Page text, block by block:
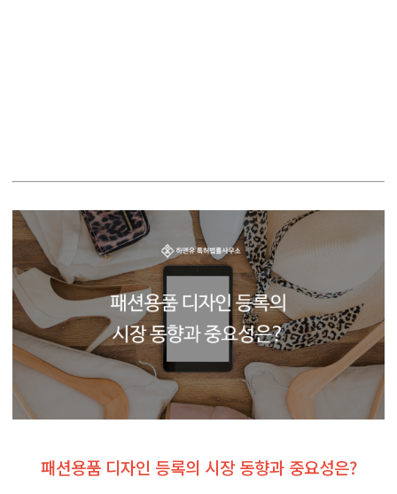
패션용품 디자인 등록의 시장 동향과 중요성은?